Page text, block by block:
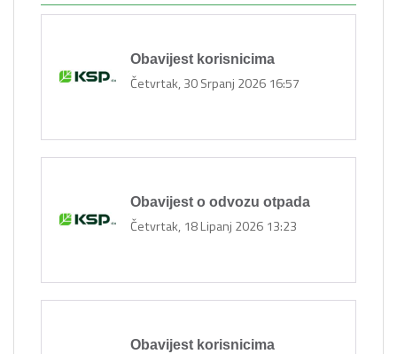
Obavijest korisnicima
Četvrtak, 30 Srpanj 2026 16:57
Obavijest o odvozu otpada
Četvrtak, 18 Lipanj 2026 13:23
Obavijest korisnicima